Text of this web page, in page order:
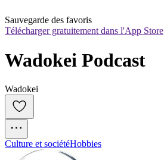
Sauvegarde des favoris
Télécharger gratuitement dans l'App Store
Wadokei Podcast
Wadokei
Culture et sociétéHobbies